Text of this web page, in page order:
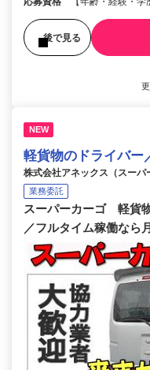
後で見る
NEW
軽貨物のドライバー
株式会社アネックス（スーパ
業務委託
スーパーカーゴ 軽貨
／フルタイム稼働なら